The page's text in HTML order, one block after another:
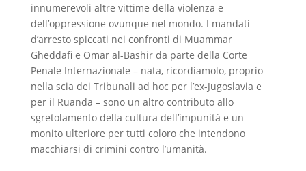
innumerevoli altre vittime della violenza e
dell’oppressione ovunque nel mondo. I mandati
d’arresto spiccati nei confronti di Muammar
Gheddafi e Omar al-Bashir da parte della Corte
Penale Internazionale – nata, ricordiamolo, proprio
nella scia dei Tribunali ad hoc per l’ex-Jugoslavia e
per il Ruanda – sono un altro contributo allo
sgretolamento della cultura dell’impunità e un
monito ulteriore per tutti coloro che intendono
macchiarsi di crimini contro l’umanità.